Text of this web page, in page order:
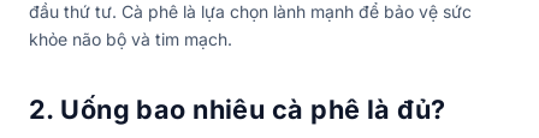
đầu thứ tư. Cà phê là lựa chọn lành mạnh để bảo vệ sức
khỏe não bộ và tim mạch.
2. Uống bao nhiêu cà phê là đủ?